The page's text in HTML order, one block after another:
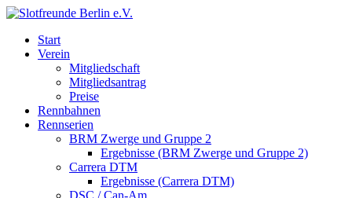
Start
Verein
Mitgliedschaft
Mitgliedsantrag
Preise
Rennbahnen
Rennserien
BRM Zwerge und Gruppe 2
Ergebnisse (BRM Zwerge und Gruppe 2)
Carrera DTM
Ergebnisse (Carrera DTM)
DSC / Can-Am